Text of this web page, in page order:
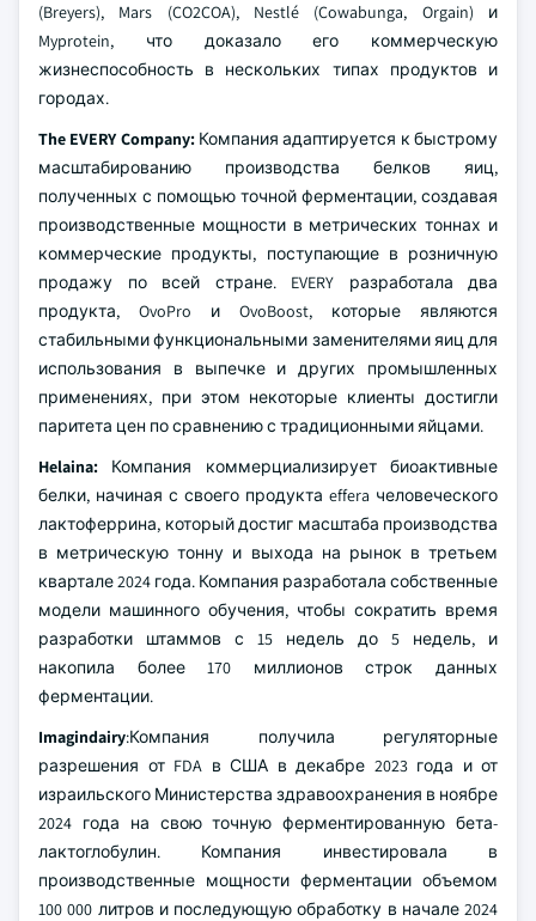
(Breyers), Mars (CO2COA), Nestlé (Cowabunga, Orgain) и
Myprotein, что доказало его коммерческую
жизнеспособность в нескольких типах продуктов и
городах.
The EVERY Company:Компания адаптируется к быстрому
масштабированию производства белков яиц,
полученных с помощью точной ферментации, создавая
производственные мощности в метрических тоннах и
коммерческие продукты, поступающие в розничную
продажу по всей стране. EVERY разработала два
продукта, OvoPro и OvoBoost, которые являются
стабильными функциональными заменителями яиц для
использования в выпечке и других промышленных
применениях, при этом некоторые клиенты достигли
паритета цен по сравнению с традиционными яйцами.
Helaina: Компания коммерциализирует биоактивные
белки, начиная с своего продукта effera человеческого
лактоферрина, который достиг масштаба производства
в метрическую тонну и выхода на рынок в третьем
квартале 2024 года. Компания разработала собственные
модели машинного обучения, чтобы сократить время
разработки штаммов с 15 недель до 5 недель, и
накопила более 170 миллионов строк данных
ферментации.
Imagindairy:Компания получила регуляторные
разрешения от FDA в США в декабре 2023 года и от
израильского Министерства здравоохранения в ноябре
2024 года на свою точную ферментированную бета-
лактоглобулин. Компания инвестировала в
производственные мощности ферментации объемом
100 000 литров и последующую обработку в начале 2024